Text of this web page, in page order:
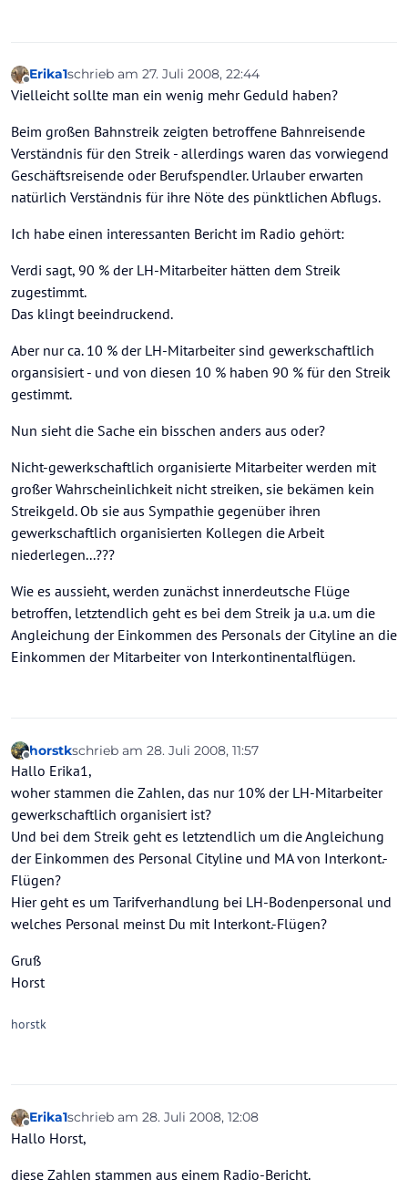
Offline
Erika1schrieb am 27. Juli 2008, 22:44
zuletzt editiert von
Vielleicht sollte man ein wenig mehr Geduld haben?
Beim großen Bahnstreik zeigten betroffene Bahnreisende
Verständnis für den Streik - allerdings waren das vorwiegend
Geschäftsreisende oder Berufspendler. Urlauber erwarten
natürlich Verständnis für ihre Nöte des pünktlichen Abflugs.
Ich habe einen interessanten Bericht im Radio gehört:
Verdi sagt, 90 % der LH-Mitarbeiter hätten dem Streik
zugestimmt.
Das klingt beeindruckend.
Aber nur ca. 10 % der LH-Mitarbeiter sind gewerkschaftlich
organsisiert - und von diesen 10 % haben 90 % für den Streik
gestimmt.
Nun sieht die Sache ein bisschen anders aus oder?
Nicht-gewerkschaftlich organisierte Mitarbeiter werden mit
großer Wahrscheinlichkeit nicht streiken, sie bekämen kein
Streikgeld. Ob sie aus Sympathie gegenüber ihren
gewerkschaftlich organisierten Kollegen die Arbeit
niederlegen...???
Wie es aussieht, werden zunächst innerdeutsche Flüge
betroffen, letztendlich geht es bei dem Streik ja u.a. um die
Angleichung der Einkommen des Personals der Cityline an die
Einkommen der Mitarbeiter von Interkontinentalflügen.
Offline
horstkschrieb am 28. Juli 2008, 11:57
zuletzt editiert von
Hallo Erika1,
woher stammen die Zahlen, das nur 10% der LH-Mitarbeiter
gewerkschaftlich organisiert ist?
Und bei dem Streik geht es letztendlich um die Angleichung
der Einkommen des Personal Cityline und MA von Interkont.-
Flügen?
Hier geht es um Tarifverhandlung bei LH-Bodenpersonal und
welches Personal meinst Du mit Interkont.-Flügen?
Gruß
Horst
horstk
Offline
Erika1schrieb am 28. Juli 2008, 12:08
zuletzt editiert von
Hallo Horst,
diese Zahlen stammen aus einem Radio-Bericht.